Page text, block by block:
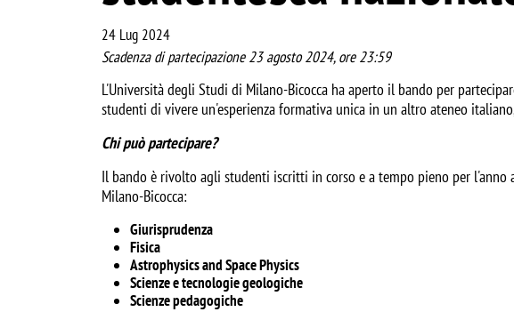
24 Lug 2024
Scadenza di partecipazione 23 agosto 2024, ore 23:59
L'Università degli Studi di Milano-Bicocca ha aperto il bando per
studenti di vivere un'esperienza formativa unica in un altro ateneo
Chi può partecipare?
Il bando è rivolto agli studenti iscritti in corso e a tempo pieno per
Milano-Bicocca:
Giurisprudenza
Fisica
Astrophysics and Space Physics
Scienze e tecnologie geologiche
Scienze pedagogiche